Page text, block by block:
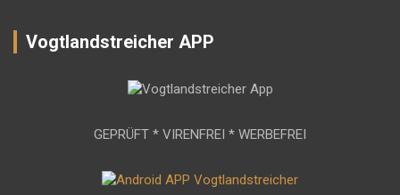
Vogtlandstreicher APP
GEPRÜFT * VIRENFREI * WERBEFREI